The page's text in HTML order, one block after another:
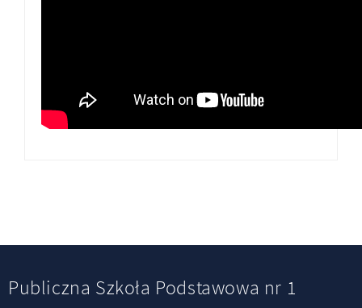
Publiczna Szkoła Podstawowa nr 1